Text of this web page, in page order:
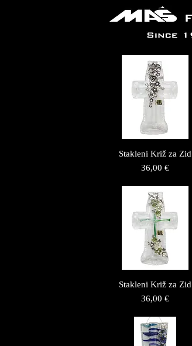
Stakleni Križ za Zid
Price
36,00 €
Stakleni Križ za Zid
Price
36,00 €